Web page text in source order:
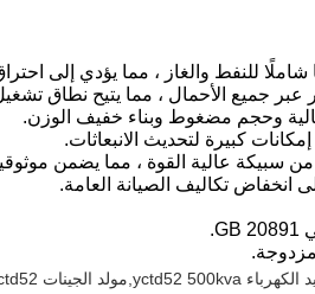
للنفط والغاز ، مما يؤدي إلى
جميع الأحمال ، مما يتيح نطاق
وحجم مضغوط وبناء خفيف الوزن.
انخفاض تكاليف الصيانة العامة.
مزدوجة.